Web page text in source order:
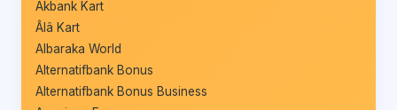
Akbank Kart
Âlâ Kart
Albaraka World
Alternatifbank Bonus
Alternatifbank Bonus Business